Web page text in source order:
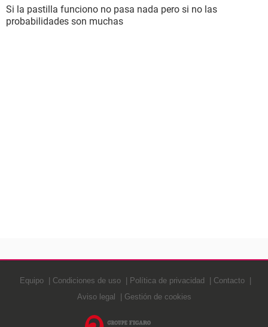
Si la pastilla funciono no pasa nada pero si no las
probabilidades son muchas
Equipo Condiciones de uso Política de privacidad
Contacto
Aviso legal
Gestión de cookies